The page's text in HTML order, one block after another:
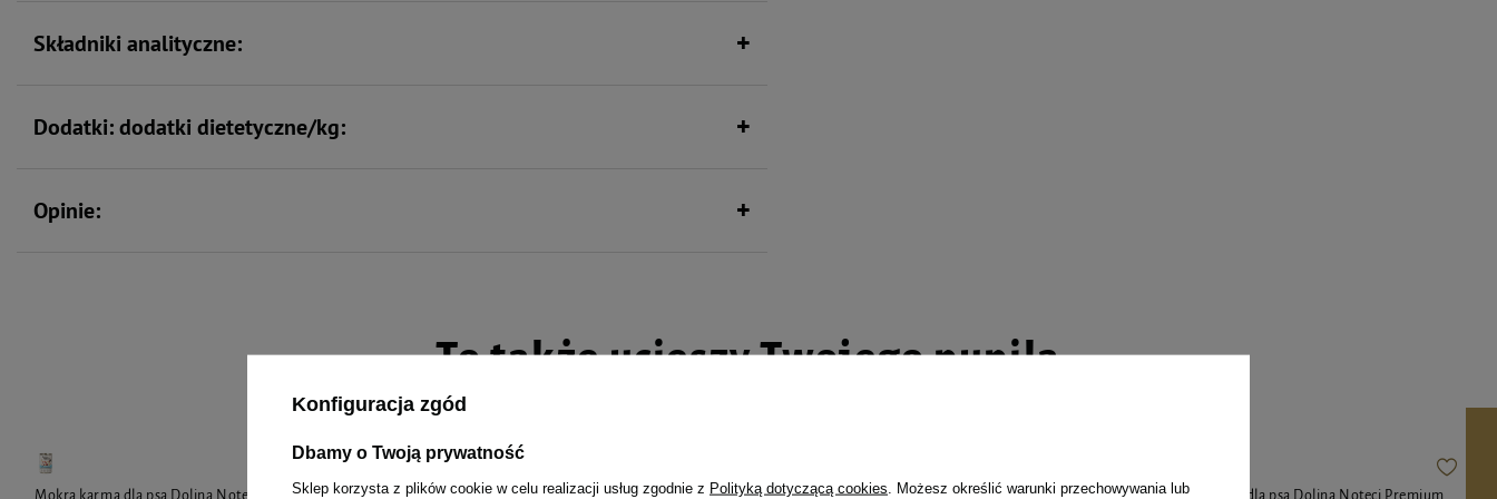
Składniki analityczne:
Dodatki: dodatki dietetyczne/kg:
Opinie:
To także ucieszy Twojego pupila
Mokra karma dla psa Dolina Noteci Premium
Mokra karma dla psa Rafi z wołowiną 800 g Mokra karma dla psa Rafi z jagnięciną 800 g
Mokra karma dla psa Dolina Noteci Premium
Konfiguracja zgód
Dbamy o Twoją prywatność
Sklep korzysta z plików cookie w celu realizacji usług zgodnie z Polityką dotyczącą cookies . Możesz określić warunki przechowywania lub